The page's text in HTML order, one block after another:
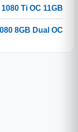
Ti OC 11GB
8GB Dual OC